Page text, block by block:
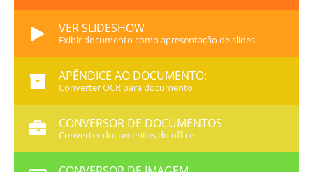
VER SLIDESHOW
Exibir documento como apresentação de slides
APÊNDICE AO DOCUMENTO:
Converter OCR para documento
CONVERSOR DE DOCUMENTOS
Converter documentos do office